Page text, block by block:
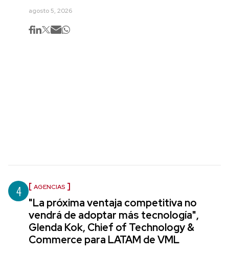
agosto 5, 2026
4 AGENCIAS
"La próxima ventaja competitiva no
vendrá de adoptar más tecnología",
Glenda Kok, Chief of Technology &
Commerce para LATAM de VML